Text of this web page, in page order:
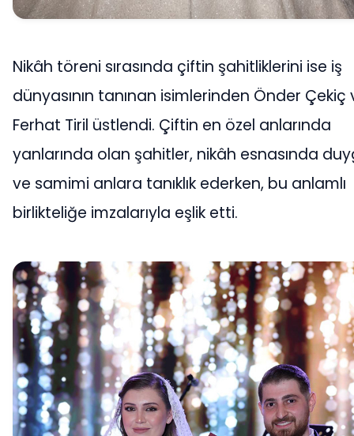
Nikâh töreni sırasında çiftin şahitliklerini ise iş
dünyasının tanınan isimlerinden Önder Çekiç
Ferhat Tiril üstlendi. Çiftin en özel anlarında
yanlarında olan şahitler, nikâh esnasında
ve samimi anlara tanıklık ederken, bu anlamlı
birlikteliğe imzalarıyla eşlik etti.